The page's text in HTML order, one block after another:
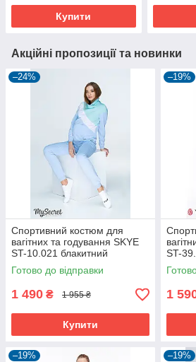
Купити
Акційні пропозиції та новинки
–24%
Спортивний костюм для
вагітних та годування SKYE
ST-10.021 блакитний
Готово до відправки
1 490 ₴ 1 955 ₴
Купити
–19%
ST-
1
–19% –19%